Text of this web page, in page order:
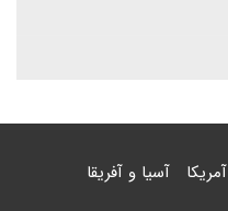
آمریکا آسیا و آفریقا